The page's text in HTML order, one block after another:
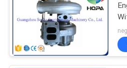
टीसी तेल सील